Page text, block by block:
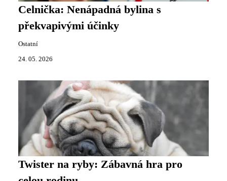
Celnička: Nenápadná bylina s
překvapivými účinky
Ostatní
24. 05. 2026
Twister na ryby: Zábavná hra pro